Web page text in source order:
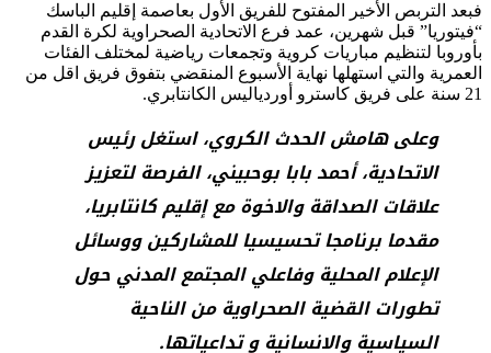
فبعد التربص الأخير المفتوح للفريق الأول بعاصمة إقليم الباسك
“فيتوريا” قبل شهرين، عمد فرع الاتحادية الصحراوية لكرة القدم
بأوروبا لتنظيم مباريات كروية وتجمعات رياضية لمختلف الفئات
العمرية والتي استهلها نهاية الأسبوع المنقضي بتفوق فريق اقل من
21 سنة على فريق كاسترو أوردياليس الكانتابري.
وعلى هامش الحدث الكروي، استغل رئيس
الاتحادية، أحمد بابا بوحبيني، الفرصة لتعزيز
علاقات الصداقة والاخوة مع إقليم كانتابريا،
مقدما برنامجا تحسيسيا للمشاركين ووسائل
الإعلام المحلية وفاعلي المجتمع المدني حول
تطورات القضية الصحراوية من الناحية
السياسية والانسانية و تداعياتها.